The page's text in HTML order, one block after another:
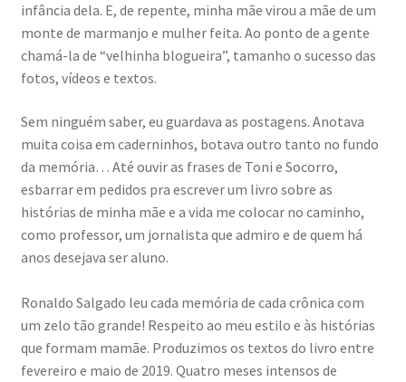
infância dela. E, de repente, minha mãe virou a mãe de um
monte de marmanjo e mulher feita. Ao ponto de a gente
chamá-la de “velhinha blogueira”, tamanho o sucesso das
fotos, vídeos e textos.
Sem ninguém saber, eu guardava as postagens. Anotava
muita coisa em caderninhos, botava outro tanto no fundo
da memória… Até ouvir as frases de Toni e Socorro,
esbarrar em pedidos pra escrever um livro sobre as
histórias de minha mãe e a vida me colocar no caminho,
como professor, um jornalista que admiro e de quem há
anos desejava ser aluno.
Ronaldo Salgado leu cada memória de cada crônica com
um zelo tão grande! Respeito ao meu estilo e às histórias
que formam mamãe. Produzimos os textos do livro entre
fevereiro e maio de 2019. Quatro meses intensos de